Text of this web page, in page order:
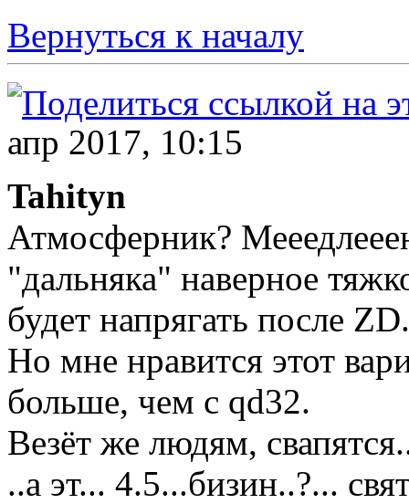
Вернуться к началу
апр 2017, 10:15
Tahityn
Атмосферник?
"дальняка" наверное
будет напрягать после
Но мне нравится этот
больше, чем c qd32.
Везёт же людям,
..а эт... 4.5...бизин..?...